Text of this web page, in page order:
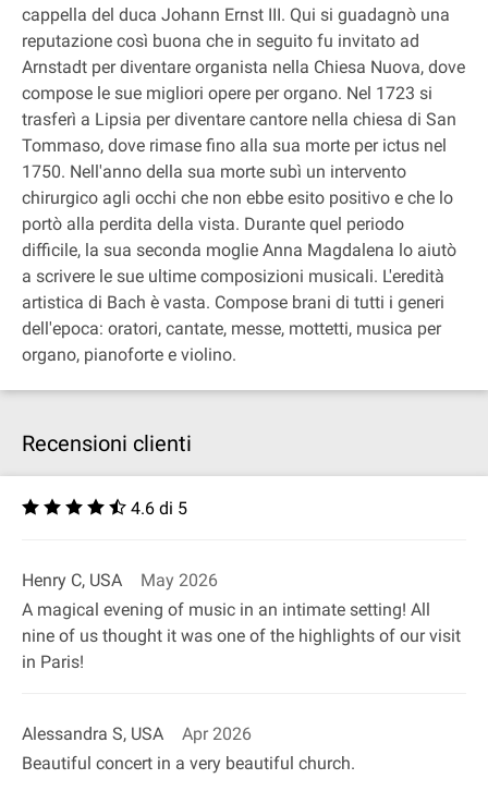
cappella del duca Johann Ernst III. Qui si guadagnò una
reputazione così buona che in seguito fu invitato ad
Arnstadt per diventare organista nella Chiesa Nuova, dove
compose le sue migliori opere per organo. Nel 1723 si
trasferì a Lipsia per diventare cantore nella chiesa di San
Tommaso, dove rimase fino alla sua morte per ictus nel
1750. Nell'anno della sua morte subì un intervento
chirurgico agli occhi che non ebbe esito positivo e che lo
portò alla perdita della vista. Durante quel periodo
difficile, la sua seconda moglie Anna Magdalena lo aiutò
a scrivere le sue ultime composizioni musicali. L'eredità
artistica di Bach è vasta. Compose brani di tutti i generi
dell'epoca: oratori, cantate, messe, mottetti, musica per
organo, pianoforte e violino.
Recensioni clienti
4.6 di 5
Henry C, USA
May 2026
A magical evening of music in an intimate setting! All
nine of us thought it was one of the highlights of our visit
in Paris!
Alessandra S, USA
Apr 2026
Beautiful concert in a very beautiful church.